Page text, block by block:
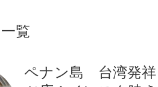
一覧
ペナン島 台湾発祥